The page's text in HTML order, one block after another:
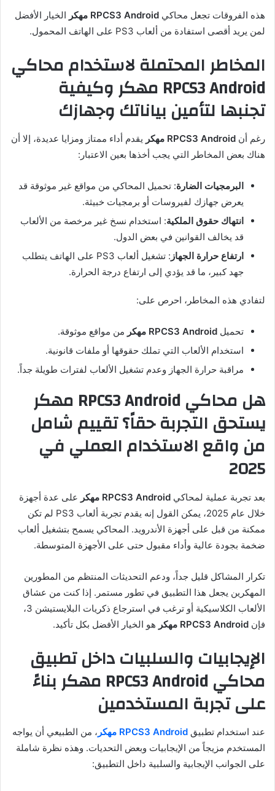
هذه الفروقات تجعل محاكي RPCS3 Android مهكر
الخيار الأفضل
لمن يريد أقصى استفادة من ألعاب PS3 على الهاتف المحمول.
المخاطر المحتملة لاستخدام محاكي
RPCS3 Android مهكر وكيفية
تجنبها لتأمين بياناتك وجهازك
رغم أن RPCS3 Android مهكر
يقدم أداء ممتاز ومزايا عديدة، إلا أن
هناك بعض المخاطر التي يجب أخذها بعين الاعتبار:
البرمجيات الضارة: تحميل المحاكي من مواقع غير موثوقة قد
يعرض جهازك لفيروسات أو برمجيات خبيثة.
انتهاك حقوق الملكية: استخدام نسخ غير مرخصة من الألعاب
قد يخالف القوانين في بعض الدول.
ارتفاع حرارة الجهاز
: تشغيل ألعاب PS3 على الهاتف يتطلب
جهد كبير، ما قد يؤدي إلى ارتفاع درجة الحرارة.
لتفادي هذه المخاطر، احرص على:
تحميل RPCS3 Android مهكر
من مواقع موثوقة.
استخدام الألعاب التي تملك حقوقها أو ملفات قانونية.
مراقبة حرارة الجهاز وعدم تشغيل الألعاب لفترات طويلة جداً.
هل محاكي RPCS3 Android مهكر
يستحق التجربة حقاً؟ تقييم شامل
من واقع الاستخدام العملي في
2025
بعد تجربة عملية لمحاكي RPCS3 Android مهكر
على عدة أجهزة
خلال عام 2025، يمكن القول إنه يقدم تجربة ألعاب PS3 لم تكن
ممكنة من قبل على أجهزة الأندرويد. المحاكي يسمح بتشغيل ألعاب
ضخمة بجودة عالية وأداء مقبول حتى على الأجهزة المتوسطة.
تكرار المشاكل قليل جداً، ودعم التحديثات المنتظم من المطورين
المهكرين يجعل هذا التطبيق في تطور مستمر. إذا كنت من عشاق
الألعاب الكلاسيكية أو ترغب في استرجاع ذكريات البلايستيشن 3،
فإن RPCS3 Android مهكر هو الخيار الأفضل بكل تأكيد.
الإيجابيات والسلبيات داخل تطبيق
محاكي RPCS3 Android مهكر بناءً
على تجربة المستخدمين
عند استخدام تطبيق RPCS3 Android مهكر
، من الطبيعي أن يواجه
المستخدم مزيجاً من الإيجابيات وبعض التحديات. وهذه نظرة شاملة
على الجوانب الإيجابية والسلبية داخل التطبيق: